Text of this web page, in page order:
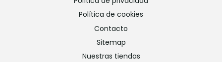
política de cookies
contacto
sitemap
nuestras tiendas